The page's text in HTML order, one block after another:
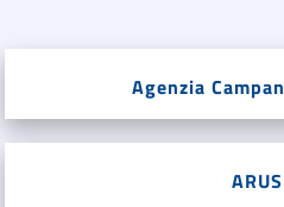
Agenzia
ARUS